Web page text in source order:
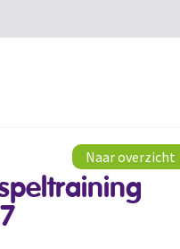
Naar overzicht